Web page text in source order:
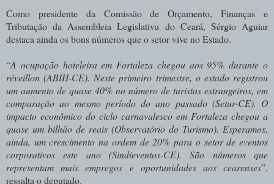
Como presidente da Comissão de Orçamento, Finanças e
Tributação da Assembleia Legislativa do Ceará, Sérgio Aguiar
destaca ainda os bons números que o setor vive no Estado.
“A ocupação hoteleira em Fortaleza chegou aos 95% durante o
réveillon (ABIH-CE). Neste primeiro trimestre, o estado registrou
um aumento de quase 40% no número de turistas estrangeiros, em
comparação ao mesmo período do ano passado (Setur-CE). O
impacto econômico do ciclo carnavalesco em Fortaleza chegou a
quase um bilhão de reais (Observatório do Turismo). Esperamos,
ainda, um crescimento na ordem de 20% para o setor de eventos
corporativos este ano (Sindieventos-CE). São números que
representam mais empregos e oportunidades aos cearenses”,
ressalta o deputado.